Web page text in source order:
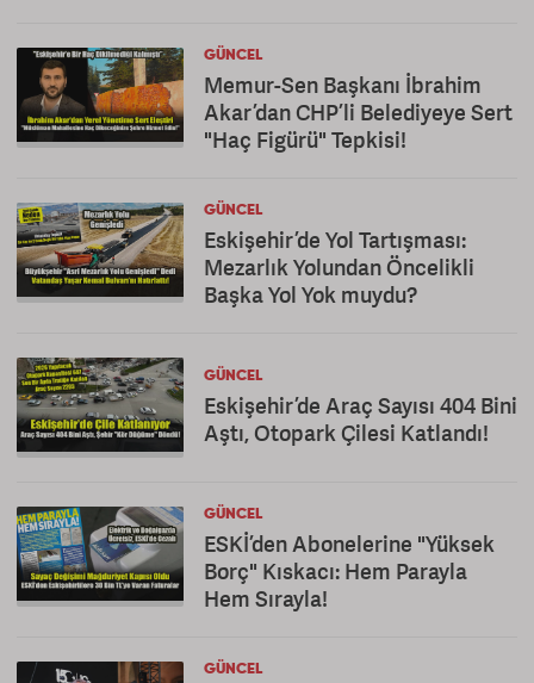
GÜNCEL
Memur-Sen Başkanı İbrahim
Akar’dan CHP’li Belediyeye Sert
"Haç Figürü" Tepkisi!
GÜNCEL
Eskişehir’de Yol Tartışması:
Mezarlık Yolundan Öncelikli
Başka Yol Yok muydu?
GÜNCEL
Eskişehir’de Araç Sayısı 404 Bini
Aştı, Otopark Çilesi Katlandı!
GÜNCEL
ESKİ’den Abonelerine "Yüksek
Borç" Kıskacı: Hem Parayla
Hem Sırayla!
GÜNCEL